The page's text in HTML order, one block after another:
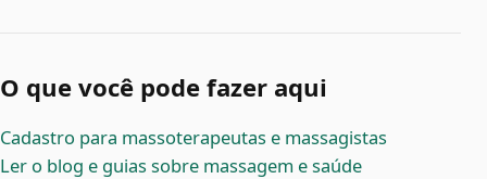
O que você pode fazer aqui
Cadastro para massoterapeutas e massagistas
Ler o blog e guias sobre massagem e saúde